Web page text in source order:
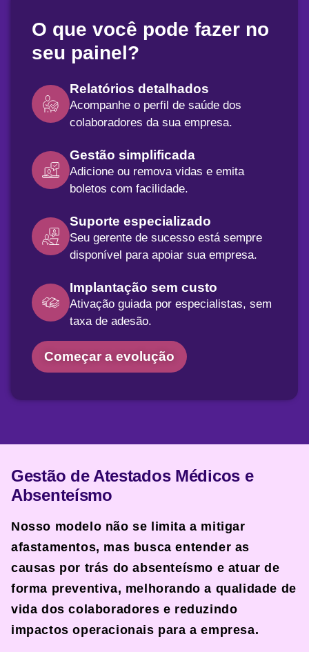
O que você pode fazer no
seu painel?
Relatórios detalhados
Acompanhe o perfil de saúde dos
colaboradores da sua empresa.
Gestão simplificada
Adicione ou remova vidas e emita
boletos com facilidade.
Suporte especializado
Seu gerente de sucesso está sempre
disponível para apoiar sua empresa.
Implantação sem custo
Ativação guiada por especialistas, sem
taxa de adesão.
Começar a evolução
Gestão de Atestados Médicos e
Absenteísmo
Nosso modelo não se limita a mitigar
afastamentos, mas busca entender as
causas por trás do absenteísmo e atuar de
forma preventiva, melhorando a qualidade de
vida dos colaboradores e reduzindo
impactos operacionais para a empresa.